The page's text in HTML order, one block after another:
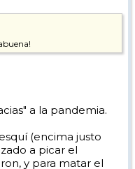
en algún punto de
tramo corto de mayor
y el primer vídeo es más
similares.
a la pandemia.
(encima justo
a picar el
y para matar el